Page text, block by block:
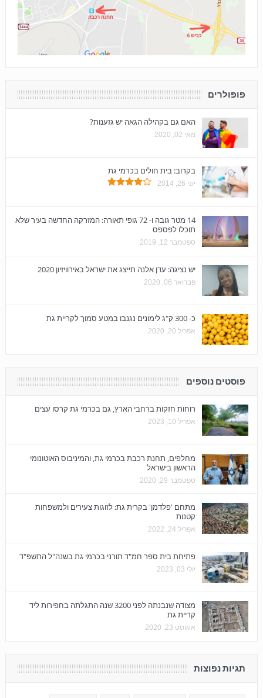
פופולרים
האם גם בקהילה הגאה יש גזענות?
מאי 02, 2020
בקרוב: בית חולים בכרמי גת
יוני 26, 2014
14 מטר גובה ו- 72 גופי תאורה: המזרקה החדשה בעיר שלא
תוכלו לפספס
ספטמבר 12, 2019
יש נציגה: עדן אלנה תייצג את ישראל באירוויזיון 2020
פברואר 06, 2020
כ- 300 ק"ג לימונים נגנבו במטע סמוך לקריית גת
אפריל 20, 2020
פוסטים נוספים
רוחות חזקות ברחבי הארץ, גם בכרמי גת קרסו עצים
אפריל 10, 2023
מחלפים, תחנת רכבת בכרמי גת, והמיניבוס האוטונומי
הראשון בישראל
ספטמבר 29, 2020
מתחם 'פלדמן' בקרית גת: לזוגות צעירים ולמשפחות
קטנות
אפריל 24, 2022
פתיחת בית ספר חמ"ד תורני בכרמי גת בשנה"ל התשפ"ד
יולי 03, 2023
מצודה שנבנתה לפני 3200 שנה התגלתה בחפירות ליד
קריית גת
אוגוסט 23, 2020
תגיות נפוצות